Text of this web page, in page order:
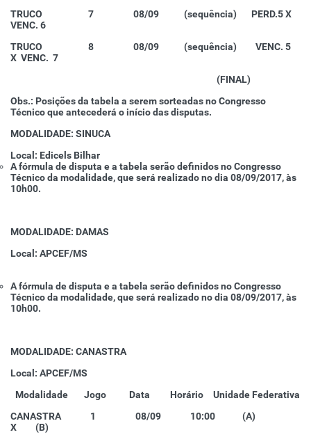
TRUCO 7 08/09 (sequência) PERD.5 X
VENC. 6
TRUCO 8 08/09 (sequência) VENC. 5
X VENC. 7
(FINAL)
Obs.: Posições da tabela a serem sorteadas no Congresso
Técnico que antecederá o início das disputas.
MODALIDADE: SINUCA
Local: Edicels Bilhar
A fórmula de disputa e a tabela serão definidos no Congresso
Técnico da modalidade, que será realizado no dia 08/09/2017, às
10h00.
MODALIDADE: DAMAS
Local: APCEF/MS
A fórmula de disputa e a tabela serão definidos no Congresso
Técnico da modalidade, que será realizado no dia 08/09/2017, às
10h00.
MODALIDADE: CANASTRA
Local: APCEF/MS
Modalidade
Jogo Data Horário
Unidade Federativa
CANASTRA 1 08/09 10:00 (A)
X (B)